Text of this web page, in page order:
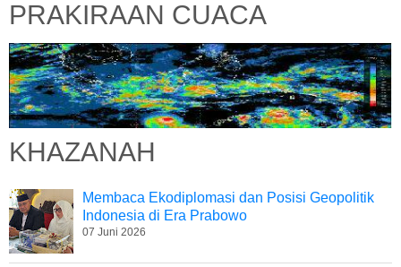
PRAKIRAAN CUACA
KHAZANAH
Membaca Ekodiplomasi dan Posisi Geopolitik
Indonesia di Era Prabowo
07 Juni 2026